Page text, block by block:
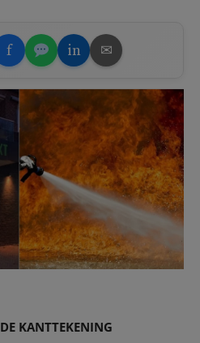
f in ✉
DE KANTTEKENING